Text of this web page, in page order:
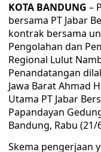
KOTA BANDUNG –
bersama PT Jabar
kontrak bersama
Pengolahan dan
Regional Lulut
Penandatangan
Jawa Barat Ahmad
Utama PT Jabar
Papandayan
Bandung, Rabu (21/
Skema pengerjaan